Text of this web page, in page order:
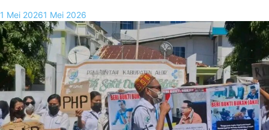
1 Mei 20261 Mei 2026